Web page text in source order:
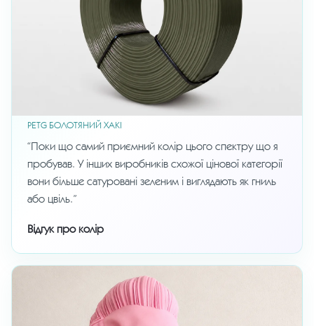
PETG БОЛОТЯНИЙ ХАКІ
“Поки що самий приємний колір цього спектру що я
пробував. У інших виробників схожої цінової категорії
вони більше сатуровані зеленим і виглядають як гниль
або цвіль.”
Відгук про колір